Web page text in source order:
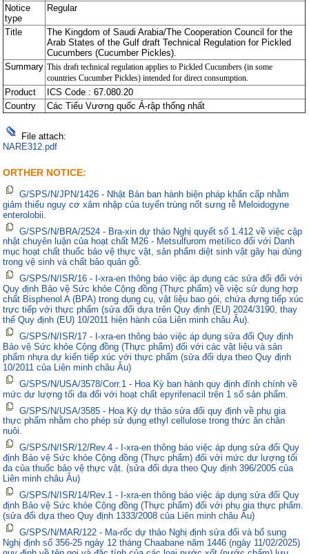
Notice
type
Regular
Title
The Kingdom of Saudi Arabia/The Cooperation Council for the
Arab States of the Gulf draft Technical Regulation for Pickled
Cucumbers (Cucumber Pickles).
Summary This draft technical regulation applies to Pickled Cucumbers (in some
countries Cucumber Pickles) intended for direct consumption.
Product
ICS Code : 67.080.20
Country
Các Tiểu Vương quốc Ả-rập thống nhất
File attach:
NARE312.pdf
ORTHER NOTICE:
G/SPS/N/JPN/1426 - Nhật Bản ban hành biện pháp khẩn cấp nhằm
giảm thiểu nguy cơ xâm nhập của tuyến trùng nốt sưng rễ Meloidogyne
enterolobii.
G/SPS/N/BRA/2524 - Bra-xin dự thảo Nghị quyết số 1.412 về việc cập
nhật chuyên luận của hoạt chất M26 - Metsulfurom metílico đối với Danh
mục hoạt chất thuốc bảo vệ thực vật, sản phẩm diệt sinh vật gây hại dùng
trong vệ sinh và chất bảo quản gỗ.
G/SPS/N/ISR/16 - I-xra-en thông báo việc áp dụng các sửa đổi đối với
Quy định Bảo vệ Sức khỏe Cộng đồng (Thực phẩm) về việc sử dụng hợp
chất Bisphenol A (BPA) trong dụng cụ, vật liệu bao gói, chứa đựng tiếp xúc
trực tiếp với thực phẩm (sửa đổi dựa trên Quy định (EU) 2024/3190, thay
thế Quy định (EU) 10/2011 hiện hành của Liên minh châu Âu).
G/SPS/N/ISR/17 - I-xra-en thông báo việc áp dụng sửa đổi Quy định
Bảo vệ Sức khỏe Cộng đồng (Thực phẩm) đối với các vật liệu và sản
phẩm nhựa dự kiến tiếp xúc với thực phẩm (sửa đổi dựa theo Quy định
10/2011 của Liên minh châu Âu)
G/SPS/N/USA/3578/Corr.1 - Hoa Kỳ ban hành quy định đính chính về
mức dư lượng tối đa đối với hoạt chất epyrifenacil trên 1 số sản phẩm.
G/SPS/N/USA/3585 - Hoa Kỳ dự thảo sửa đổi quy định về phụ gia
thực phẩm nhằm cho phép sử dụng ethyl cellulose trong thức ăn chăn
nuôi.
G/SPS/N/ISR/12/Rev.4 - I-xra-en thông báo việc áp dụng sửa đổi Quy
định Bảo vệ Sức khỏe Cộng đồng (Thực phẩm) đối với mức dư lượng tối
đa của thuốc bảo vệ thực vật. (sửa đổi dựa theo Quy định 396/2005 của
Liên minh châu Âu)
G/SPS/N/ISR/14/Rev.1 - I-xra-en thông báo việc áp dụng sửa đổi Quy
định Bảo vệ Sức khỏe Cộng đồng (Thực phẩm) đối với phụ gia thực phẩm.
(sửa đổi dựa theo Quy định 1333/2008 của Liên minh châu Âu)
G/SPS/N/MAR/122 - Ma-rốc dự thảo Nghị định sửa đổi và bổ sung
Nghị định số 356-25 ngày 12 tháng Chaabane năm 1446 (ngày 11/02/2025)